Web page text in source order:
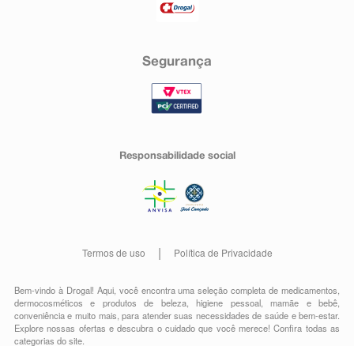
Segurança
Responsabilidade social
Termos de uso Política de Privacidade
Bem-vindo à Drogal! Aqui, você encontra uma seleção completa demedicamentos
dermocosméticos e produtos de beleza,higiene pessoal,mamãe e bebê
conveniênciae muito mais, para atender suas necessidades de saúde e bem-estar.
Explore nossas ofertas e descubra o cuidado que você merece!Confira todas as
categorias do site.